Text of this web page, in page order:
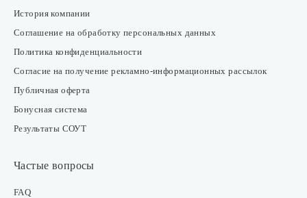
История компании
Соглашение на обработку персональных данных
Политика конфиденциальности
Согласие на получение рекламно-информационных рассылок
Публичная оферта
Бонусная система
Результаты СОУТ
Частые вопросы
FAQ